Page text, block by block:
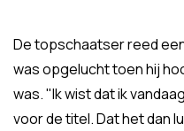
De topschaatser reed
was opgelucht toen hij
was. "Ik wist dat ik
voor de titel. Dat het dan